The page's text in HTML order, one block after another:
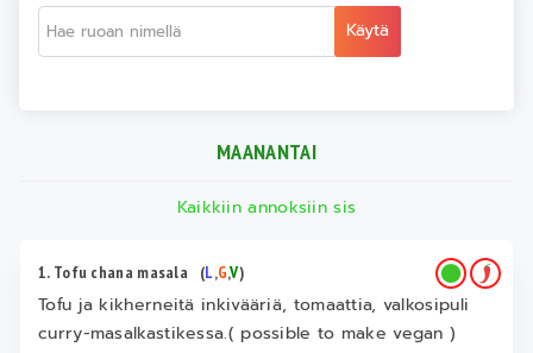
Käytä
MAANANTAI
Kaikkiin annoksiin sis
1. Tofu chana masala (L,G,V)
Tofu ja kikherneitä inkivääriä, tomaattia, valkosipuli
curry-masalkastikessa.( possible to make vegan )